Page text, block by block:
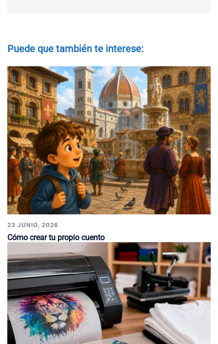
Puede que también te interese:
23 JUNIO, 2026
Cómo crear tu propio cuento